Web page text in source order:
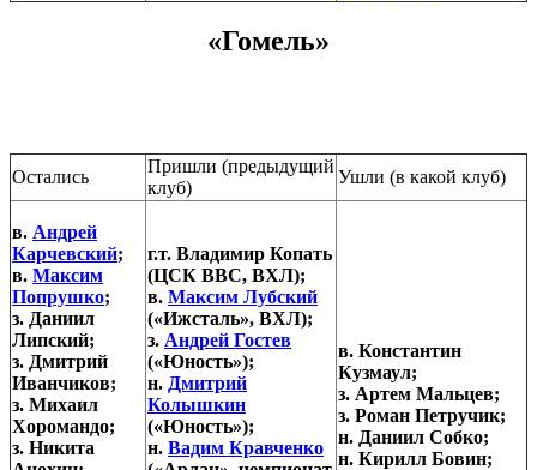
«Гомель»
Остались
Пришли (предыдущий
клуб)
Ушли (в какой клуб)
в. Андрей
Карчевский;
в. Максим
Попрушко;
з. Даниил
Липский;
з. Дмитрий
Иванчиков;
з. Михаил
Хоромандо;
з. Никита
г.т. Владимир Копать
(ЦСК ВВС, ВХЛ);
в. Максим Лубский
(«Ижсталь», ВХЛ);
з. Андрей Гостев
(«Юность»);
н. Дмитрий
Колышкин
(«Юность»);
н. Вадим Кравченко
в. Константин
Кузмаул;
з. Артем Мальцев;
з. Роман Петручик;
н. Даниил Собко;
н. Кирилл Бовин;